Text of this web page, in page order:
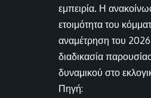
εμπειρία. Η
ετοιμότητα του
αναμέτρηση του
διαδικασία
δυναμικού στο
Πηγή: